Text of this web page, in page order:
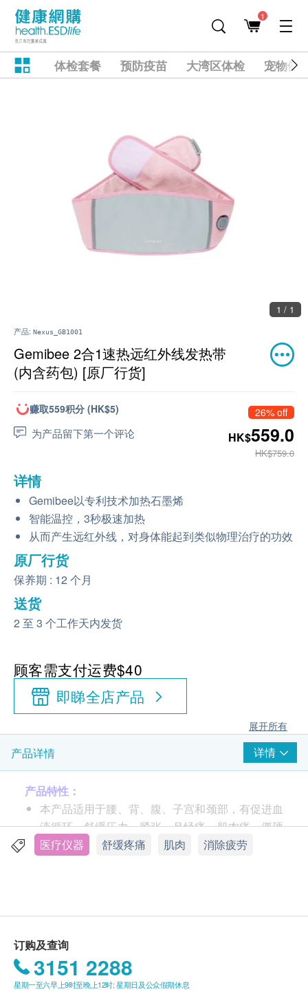
1
体检套餐 预防疫苗 大湾区体检 宠物健
1 / 1
产品: Nexus_GB1001
Gemibee 2合1速热远红外线发热带
(内含药包) [原厂行货]
赚取559积分 (HK$5)
为产品留下第一个评论
26% off
HK$559.0
HK$759.0
详情
Gemibee以专利技术加热石墨烯
智能温控，3秒极速加热
从而产生远红外线，对身体能起到类似物理治疗的功效
原厂行货
保养期 : 12 个月
送货
2 至 3 个工作天内发货
顾客需支付运费$40
即睇全店产品
展开所有
产品详情 详情
产品特性：
本产品适用于腰、背、腹、子宫和颈部，有促进血
液循环，舒缓压力、紧张、月经痛、肌肉痛、僵硬
及抽筋的问题。
尺寸: H15.5 x W95 cm
重量: 152g
医疗仪器 舒缓疼痛 肌肉 消除疲劳
订购及查询
3151 2288
星期一至六早上9时至晚上12时; 星期日及公众假期休息